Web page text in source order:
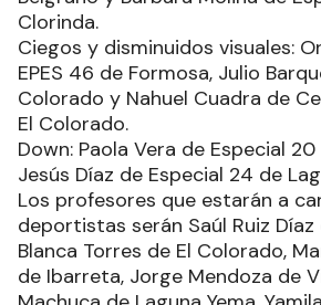
Clorinda.
Ciegos y disminuidos visuales:
EPES 46 de Formosa, Julio
Colorado y Nahuel Cuadra de
El Colorado.
Down: Paola Vera de Especial
Jesús Díaz de Especial 24 de
Los profesores que estarán a
deportistas serán Saúl Ruiz Díaz
Blanca Torres de El Colorado,
de Ibarreta, Jorge Mendoza de